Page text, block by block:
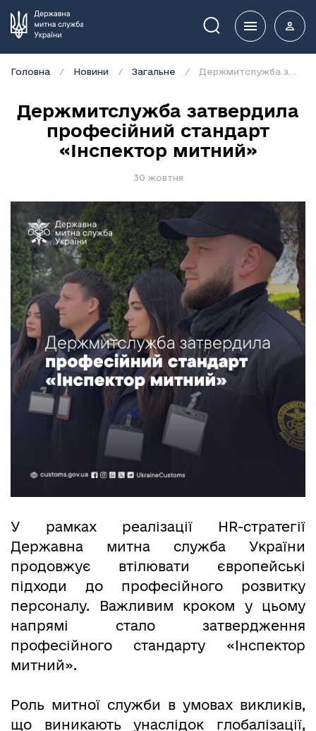
Пошук
Головна Новини Загальне
Держмитслужба затвердила
професійний стандарт
«Інспектор митний»
30 жовтня
У рамках реалізації HR-стратегії
Державна митна служба України
продовжує втілювати європейські
підходи до професійного розвитку
персоналу. Важливим кроком у цьому
напрямі стало затвердження
професійного стандарту «Інспектор
митний».
Роль митної служби в умовах викликів,
що виникають унаслідок глобалізації,